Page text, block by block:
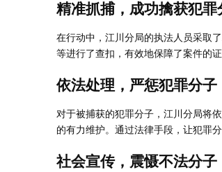
精准抓捕，成功擒获犯罪
在行动中，江川分局的执法人员采取
等进行了查扣，有效地保障了案件的
依法处理，严惩犯罪分子
对于被捕获的犯罪分子，江川分局将
的有力维护。通过法律手段，让犯罪
社会宣传，震慑不法分子